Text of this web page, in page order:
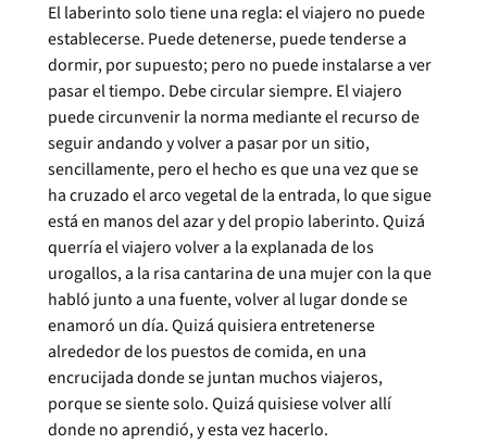
El laberinto solo tiene una regla: el viajero no puede
establecerse. Puede detenerse, puede tenderse a
dormir, por supuesto; pero no puede instalarse a ver
pasar el tiempo. Debe circular siempre. El viajero
puede circunvenir la norma mediante el recurso de
seguir andando y volver a pasar por un sitio,
sencillamente, pero el hecho es que una vez que se
ha cruzado el arco vegetal de la entrada, lo que sigue
está en manos del azar y del propio laberinto. Quizá
querría el viajero volver a la explanada de los
urogallos, a la risa cantarina de una mujer con la que
habló junto a una fuente, volver al lugar donde se
enamoró un día. Quizá quisiera entretenerse
alrededor de los puestos de comida, en una
encrucijada donde se juntan muchos viajeros,
porque se siente solo. Quizá quisiese volver allí
donde no aprendió, y esta vez hacerlo.